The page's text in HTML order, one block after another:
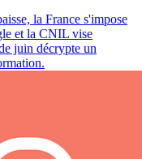
la France s'impose
et la CNIL vise
juin décrypte un